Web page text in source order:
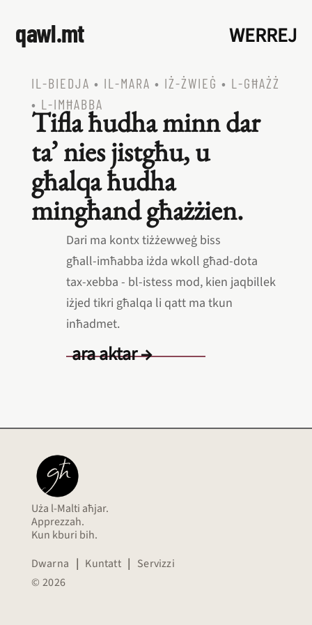
qawl.mt WERREJ
IL‑BIEDJA • IL‑MARA • IŻ‑ŻWIEĠ • L‑GĦAŻŻ
• L‑IMĦABBA
Tifla ħudha minn dar
ta’ nies jistgħu, u
għalqa ħudha
mingħand għażżien.
Dari ma kontx tiżżewweġ biss
għall‑imħabba iżda wkoll għad‑dota
tax‑xebba ‑ bl‑istess mod, kien jaqbillek
iżjed tikri għalqa li qatt ma tkun
inħadmet.
ara aktar →
Uża l-Malti aħjar.
Apprezzah.
Kun kburi bih.
Dwarna | Kuntatt | Servizzi
© 2026